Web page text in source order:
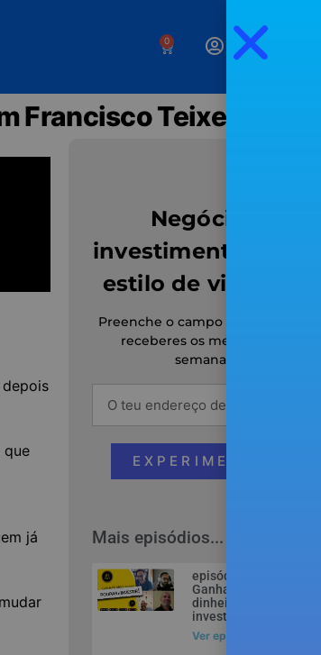
0
Francisco Teixeira
depois
que
já
Negócios,
investimentos e um
estilo de vida livre
Preenche o campo seguinte para
receberes os meus
semanais.
EXPERIMENTAR
Mais episódios...
episódio 90 –
Ganhar mais
dinheiro, poupar e
investir!
Ver episódio